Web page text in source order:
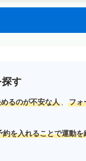
す
るのが不安な人 、
フォ
約を入れることで運動